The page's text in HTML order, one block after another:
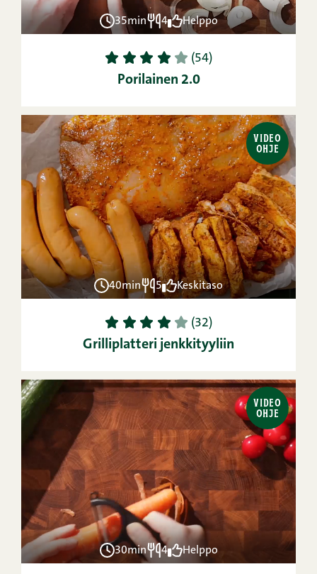
35min 4 Helppo
1 2 3 4 5 (54)
Porilainen 2.0
VIDEO
OHJE
40min 5 Keskitaso
1 2 3 4 5 (32)
Grilliplatteri jenkkityyliin
VIDEO
OHJE
30min 4 Helppo